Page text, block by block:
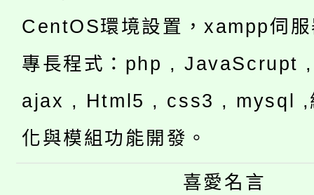
CentOS環境設置，xampp伺
專長程式：php , JavaScrupt
ajax , Html5 , css3 , mysql ,
化與模組功能開發。
喜愛名言